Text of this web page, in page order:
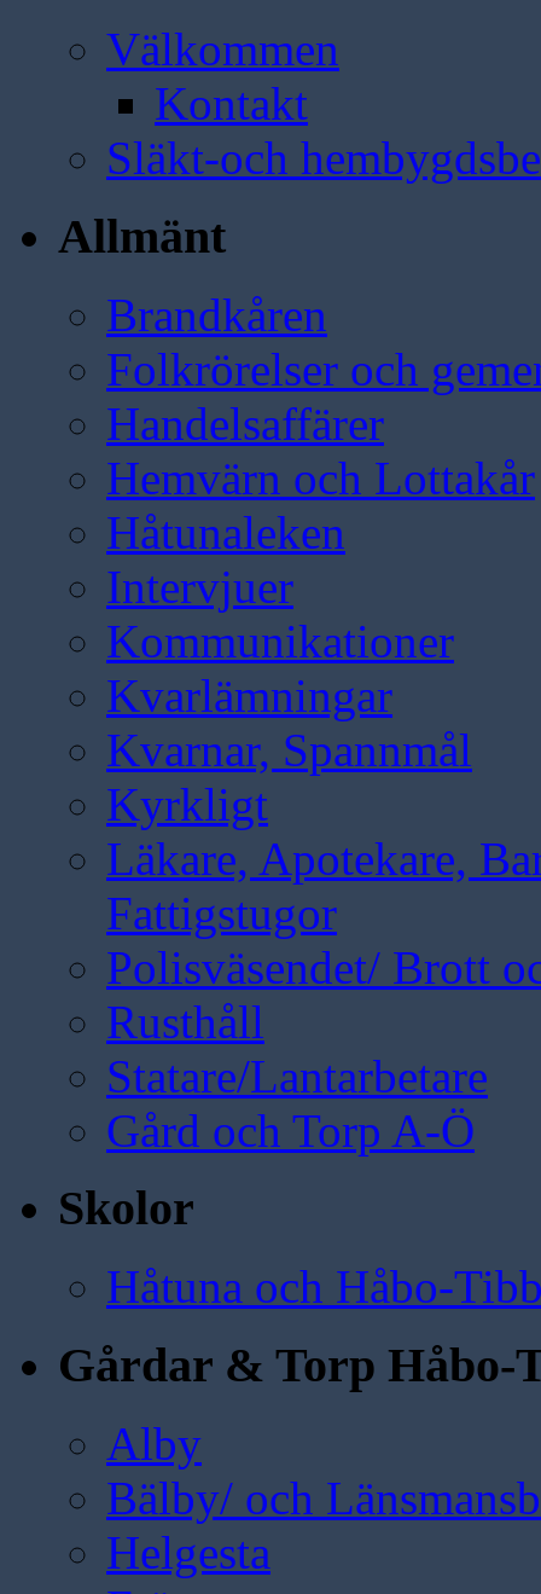
Välkommen
Kontakt
Släkt-och
Allmänt
Brandkåren
Folkrörelser och
Handelsaffärer
Hemvärn och Lottakår
Håtunaleken
Intervjuer
Kommunikationer
Kvarlämningar
Kvarnar, Spannmål
Kyrkligt
Läkare, Apotekare,
Fattigstugor
Polisväsendet/ Brott
Rusthåll
Statare/Lantarbetare
Gård och Torp A-Ö
Skolor
Håtuna och Håbo-
Gårdar & Torp Håbo-
Alby
Bälby/ och
Helgesta